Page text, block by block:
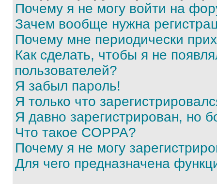
Почему я не могу войти на
Зачем вообще нужна
Почему мне периодически
Как сделать, чтобы я не
пользователей?
Я забыл пароль!
Я только что
Я давно зарегистрирован, но
Что такое COPPA?
Почему я не могу
Для чего предназначена